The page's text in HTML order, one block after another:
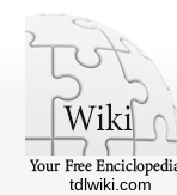
tdlwiki.com